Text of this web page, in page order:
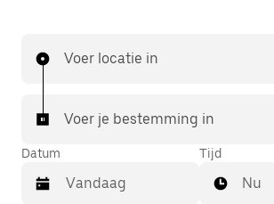
je bestemming.
Voer locatie in
Voer je bestemming in
Datum Tijd
Nu